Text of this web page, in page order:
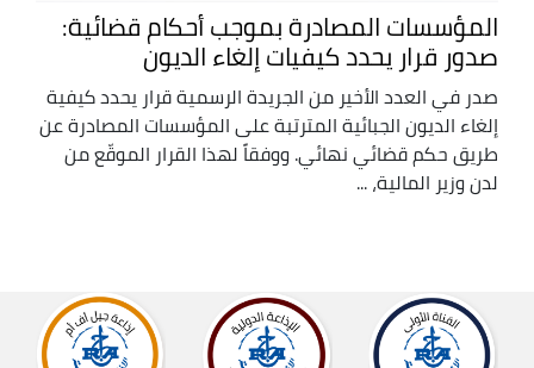
المؤسسات المصادرة بموجب أحكام قضائية:
صدور قرار يحدد كيفيات إلغاء الديون
صدر في العدد الأخير من الجريدة الرسمية قرار يحدد كيفية
إلغاء الديون الجبائية المترتبة على المؤسسات المصادرة عن
طريق حكم قضائي نهائي. ووفقاً لهذا القرار الموقّع من
لدن وزير المالية، ...